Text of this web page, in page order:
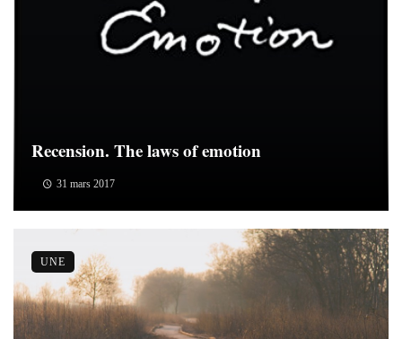
Recension. The laws of emotion
31 mars 2017
UNE